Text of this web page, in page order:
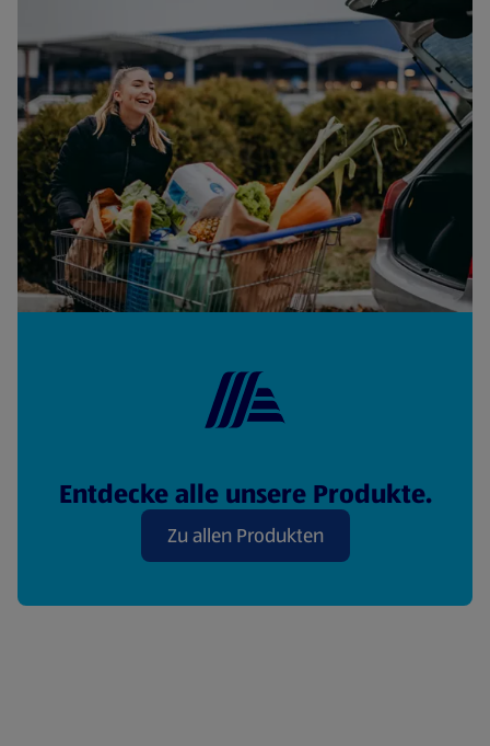
Entdecke alle unsere Produkte.
Zu allen Produkten